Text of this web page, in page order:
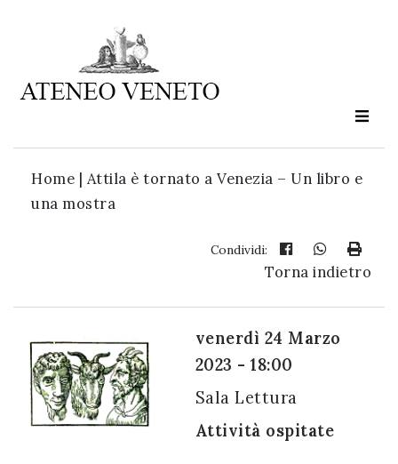
Home | Attila è tornato a Venezia – Un libro e
una mostra
Condividi:
Torna indietro
venerdì 24 Marzo
2023 - 18:00
Sala Lettura
Attività ospitate
Ateneo
è
cultura